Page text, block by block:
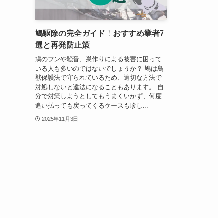
鳩駆除の完全ガイド！おすすめ業者7
選と再発防止策
鳩のフンや騒音、巣作りによる被害に困って
いる人も多いのではないでしょうか？ 鳩は鳥
獣保護法で守られているため、適切な方法で
対処しないと違法になることもあります。 自
分で対策しようとしてもうまくいかず、何度
追い払っても戻ってくるケースも珍し...
2025年11月3日